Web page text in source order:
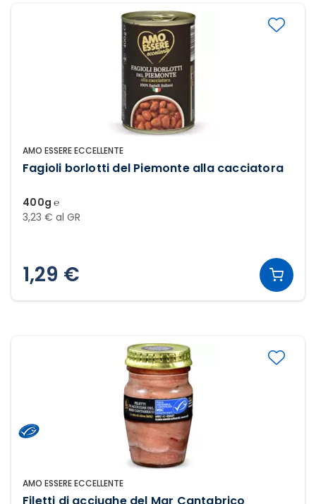
AMO ESSERE ECCELLENTE
Fagioli borlotti del Piemonte alla cacciatora
400g ℮
3,23 € al GR
1,29 €
AMO ESSERE ECCELLENTE
Filetti di acciughe del Mar Cantabrico